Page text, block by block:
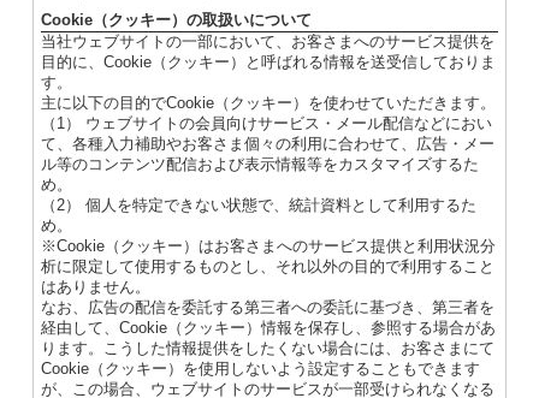
Cookie（クッキー）の取扱いについて
当社ウェブサイトの一部において、お客さまへのサービス提供を
目的に、Cookie（クッキー）と呼ばれる情報を送受信しておりま
す。
主に以下の目的でCookie（クッキー）を使わせていただきます。
（1） ウェブサイトの会員向けサービス・メール配信などにおい
て、各種入力補助やお客さま個々の利用に合わせて、広告・メー
ル等のコンテンツ配信および表示情報等をカスタマイズするた
め。
（2） 個人を特定できない状態で、統計資料として利用するた
め。
※Cookie（クッキー）はお客さまへのサービス提供と利用状況分
析に限定して使用するものとし、それ以外の目的で利用すること
はありません。
なお、広告の配信を委託する第三者への委託に基づき、第三者を
経由して、Cookie（クッキー）情報を保存し、参照する場合があ
ります。こうした情報提供をしたくない場合には、お客さまにて
Cookie（クッキー）を使用しないよう設定することもできます
が、この場合、ウェブサイトのサービスが一部受けられなくなる